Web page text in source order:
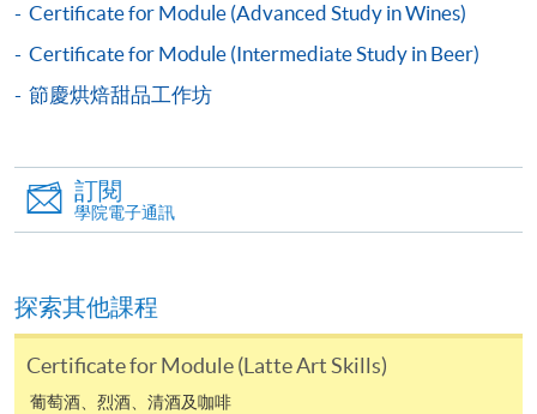
報讀新課程
凡以「先到先得」為取錄方式的課程，請填妥
SF26報名表，親往
[下載報名表SF26
申請學歷頒授及專業課程可能需要其他資料，報名
表可向報名中心或有關課程負責人索取。填妥申請
Certificate for Module (Advanced Study in Wines)
Certificate for Module (Intermediate Study in Beer)
節慶烘焙甜品工作坊
訂閱
學院電子通訊
探索其他課程
Certificate for Module (Latte Art Skills)
葡萄酒、烈酒、清酒及咖啡